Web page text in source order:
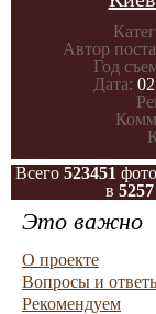
Автор
Год
Дата:
Всего 523451
в 5257
Это важно
О проекте
Вопросы и
Рекомендуем